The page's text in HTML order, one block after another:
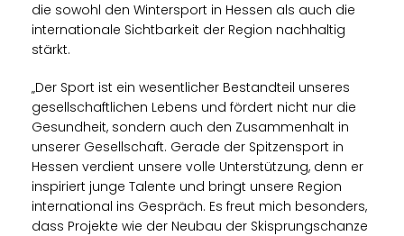
die sowohl den Wintersport in Hessen als auch die
internationale Sichtbarkeit der Region nachhaltig
stärkt.
Der Sport ist ein wesentlicher Bestandteil unseres
gesellschaftlichen Lebens und fördert nicht nur die
Gesundheit, sondern auch den Zusammenhalt in
unserer Gesellschaft. Gerade der Spitzensport in
Hessen verdient unsere volle Unterstützung, denn er
inspiriert junge Talente und bringt unsere Region
international ins Gespräch. Es freut mich besonders,
dass Projekte wie der Neubau der Skisprungschanze